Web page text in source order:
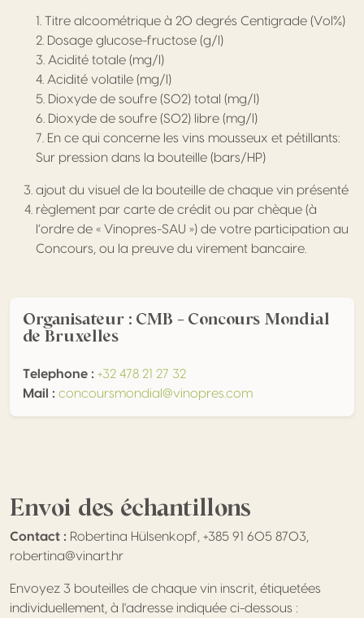
1. Titre alcoométrique à 20 degrés Centigrade (Vol%)
2. Dosage glucose-fructose (g/l)
3. Acidité totale (mg/l)
4. Acidité volatile (mg/l)
5. Dioxyde de soufre (SO2) total (mg/l)
6. Dioxyde de soufre (SO2) libre (mg/l)
7. En ce qui concerne les vins mousseux et pétillants:
Sur pression dans la bouteille (bars/HP)
ajout du visuel de la bouteille de chaque vin présenté
règlement par carte de crédit ou par chèque (à
l’ordre de « Vinopres-SAU ») de votre participation au
Concours, ou la preuve du virement bancaire.
Organisateur : CMB - Concours Mondial
de Bruxelles
Telephone : +32 478 21 27 32
Mail : concoursmondial@vinopres.com
Envoi des échantillons
Contact : Robertina Hülsenkopf, +385 91 605 8703,
robertina@vinart.hr
Envoyez 3 bouteilles de chaque vin inscrit, étiquetées
individuellement, à l'adresse indiquée ci-dessous :